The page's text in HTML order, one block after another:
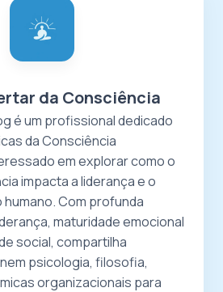
da Consciência
é um profissional dedicado
da Consciência
em explorar como o
impacta a liderança e o
Com profunda
maturidade emocional
social, compartilha
psicologia, filosofia,
organizacionais para